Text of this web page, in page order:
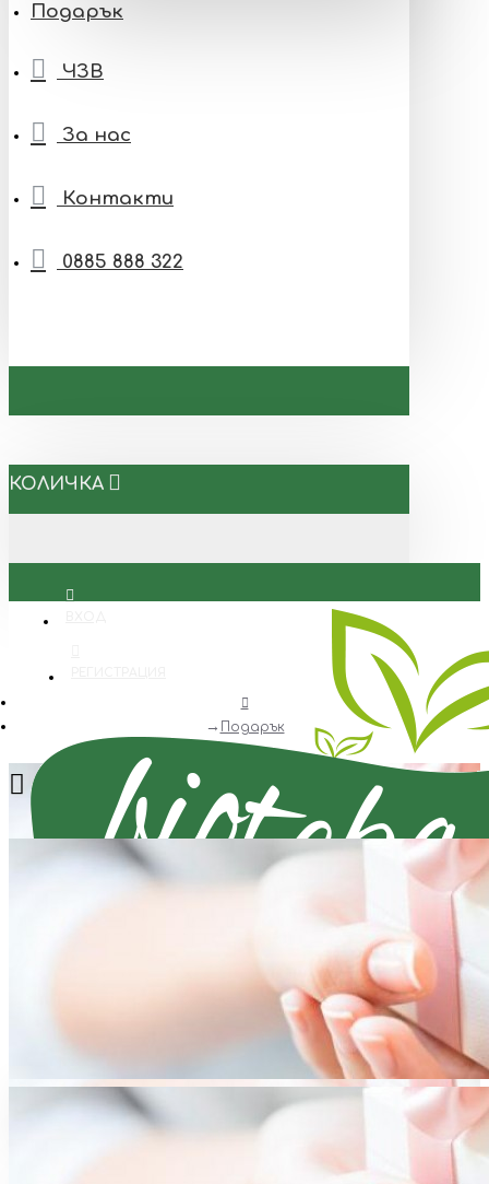
Подарък
ЧЗВ
За нас
Контакти
0885 888 322
КОЛИЧКА
Всички
Подарък